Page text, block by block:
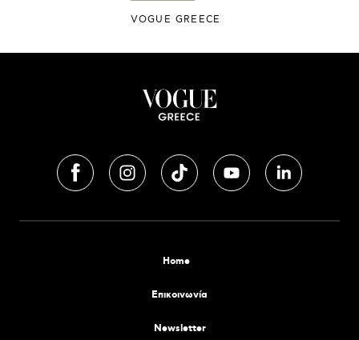
VOGUE GREECE
Home
Επικοινωνία
Newsletter